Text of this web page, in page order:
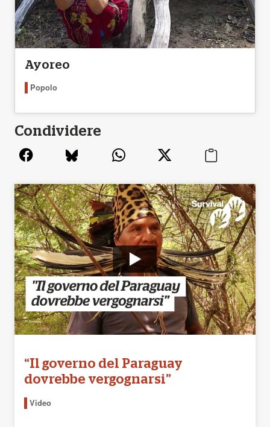
Ayoreo
Popolo
Condividere
“Il governo del Paraguay
dovrebbe vergognarsi”
Video